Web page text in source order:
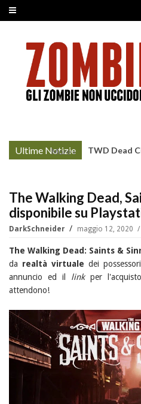
Ultime Notizie
More »
TWD Dead
The Walking Dead,
disponibile su
DarkSchneider maggio 12, 2020
The Walking Dead: Saints &
da realtà virtuale dei
annuncio ed il linkper
attendono!